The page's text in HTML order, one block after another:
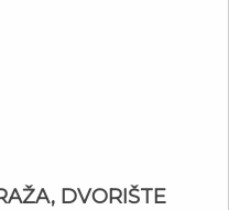
DVORIŠTE